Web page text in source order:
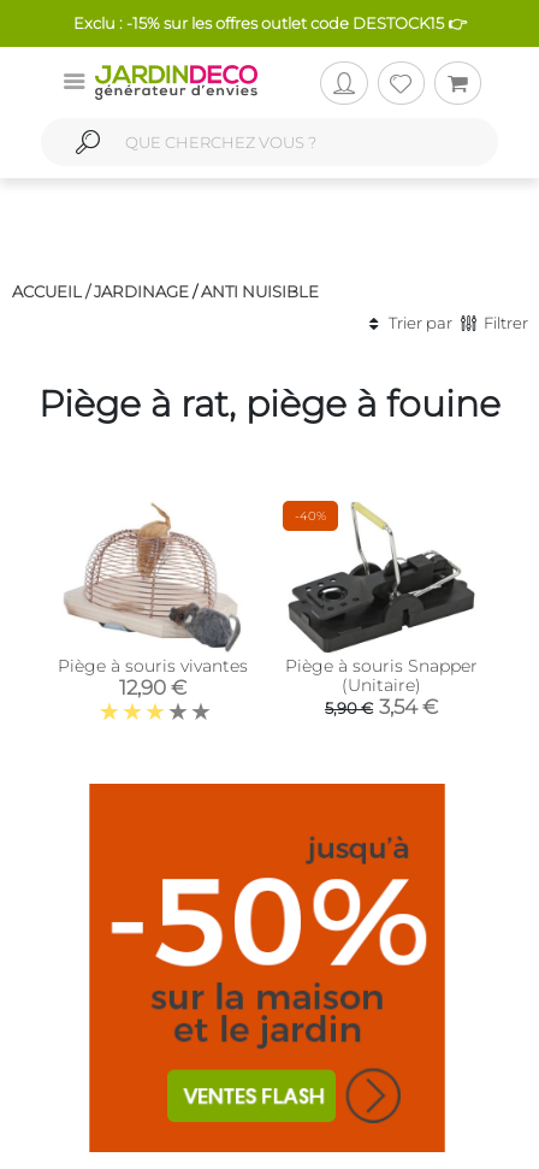
Exclu : -15% sur les offres outlet code DESTOCK15 👉
ACCUEIL /JARDINAGE/ANTI NUISIBLE
Trier par
Filtrer
Piège à rat, piège à fouine
Piège à souris vivantes
12,90 €
-40%
Piège à souris Snapper
(Unitaire)
5,90 € 3,54 €